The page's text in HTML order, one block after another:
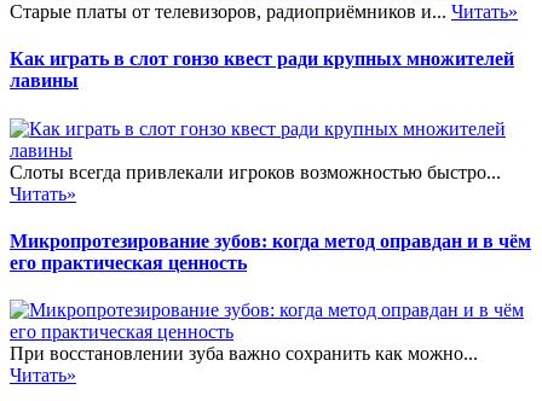
Старые платы от телевизоров, радиоприёмников и... Читать»
Как играть в слот гонзо квест ради крупных множителей
лавины
Слоты всегда привлекали игроков возможностью быстро...
Читать»
Микропротезирование зубов: когда метод оправдан и в чём
его практическая ценность
При восстановлении зуба важно сохранить как можно...
Читать»